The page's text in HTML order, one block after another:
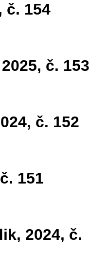
č. 154
č. 153
č. 152
151
2024, č.